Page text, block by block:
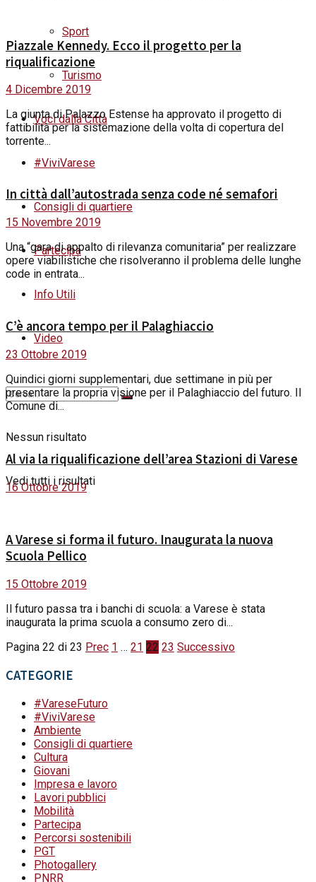
Sport
Turismo
Voci dalla Città
#ViviVarese
Consigli di quartiere
Partecipa
Info Utili
Video
Nessun risultato
Vedi tutti i risultati
Piazzale Kennedy. Ecco il progetto per la
riqualificazione
4 Dicembre 2019
La giunta di Palazzo Estense ha approvato il progetto di
fattibilità per la sistemazione della volta di copertura del
torrente...
In città dall’autostrada senza code né semafori
15 Novembre 2019
Una “gara di appalto di rilevanza comunitaria” per realizzare
opere viabilistiche che risolveranno il problema delle lunghe
code in entrata...
C’è ancora tempo per il Palaghiaccio
23 Ottobre 2019
Quindici giorni supplementari, due settimane in più per
presentare la propria visione per il Palaghiaccio del futuro. Il
Comune di...
Al via la riqualificazione dell’area Stazioni di Varese
16 Ottobre 2019
A Varese si forma il futuro. Inaugurata la nuova
Scuola Pellico
15 Ottobre 2019
Il futuro passa tra i banchi di scuola: a Varese è stata
inaugurata la prima scuola a consumo zero di...
Pagina 22 di 23 Prec 1 … 21 22 23 Successivo
CATEGORIE
#VareseFuturo
#ViviVarese
Ambiente
Consigli di quartiere
Cultura
Giovani
Impresa e lavoro
Lavori pubblici
Mobilità
Partecipa
Percorsi sostenibili
PGT
Photogallery
PNRR